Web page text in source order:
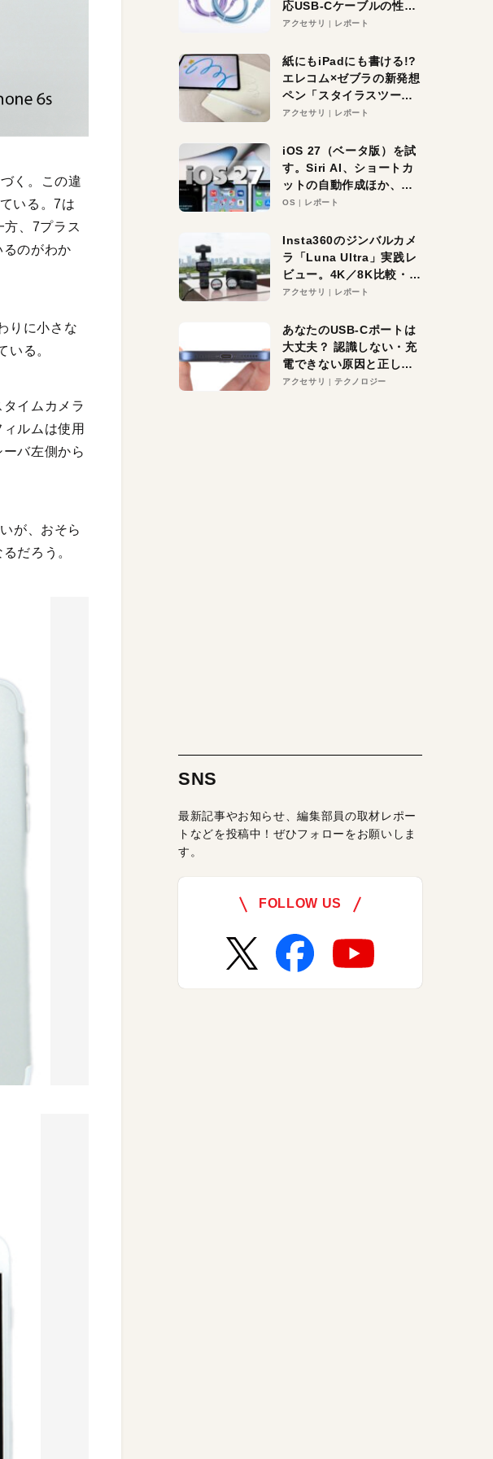
く。この違
いる。7は
、7プラス
のがわか
りに小さな
いる。
イムカメラ
ルムは使用
バ左側から
が、おそら
だろう。
応USB-Cケーブルの性能
を検証。超コスパの1本を
アクセサリ レポート
紙にもiPadにも書ける!?
エレコム×ゼブラの新発想
ペン「スタイラスツーウ
ェイ」レビュー。持ち替
アクセサリ レポート
iOS 27（ベータ版）を試
す。Siri AI、ショートカ
ットの自動作成ほか、期
待大の便利機能5選。
る未来はすぐそこ！
OS レポート
Insta360のジンバルカメ
ラ「Luna Ultra」実践レ
ビュー。4K／8K比較・ズ
ーム・夜間撮影をチェッ
アクセサリ レポート
あなたのUSB-Cポートは
大丈夫？ 認識しない・充
電できない原因と正しい
対策
アクセサリ テクノロジー
SNS
最新記事やお知らせ、編集部員の取材レポー
トなどを投稿中！ぜひフォローをお願いしま
す。
FOLLOW US